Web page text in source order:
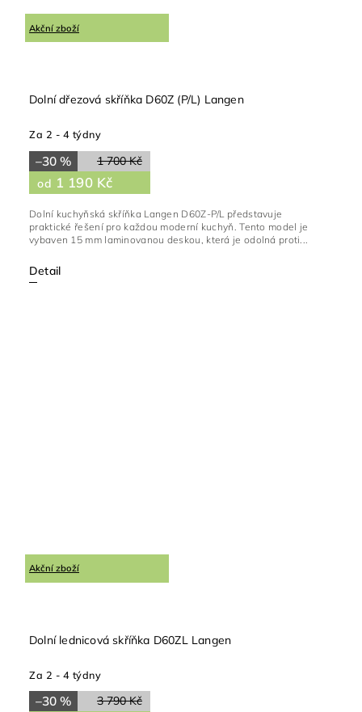
Akční zboží
Dolní dřezová skříňka D60Z (P/L) Langen
Za 2 - 4 týdny
1 700 Kč
–30 %
od 1 190 Kč
Detail
Dolní kuchyňská skříňka Langen D60Z-P/L představuje
praktické řešení pro každou moderní kuchyň. Tento model je
vybaven 15 mm laminovanou deskou, která je odolná proti...
Akční zboží
Dolní lednicová skříňka D60ZL Langen
Za 2 - 4 týdny
3 790 Kč
–30 %